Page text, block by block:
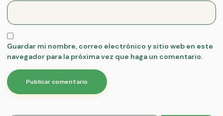
Guardar mi nombre, correo electrónico y sitio web en este
navegador para la próxima vez que haga un comentario.